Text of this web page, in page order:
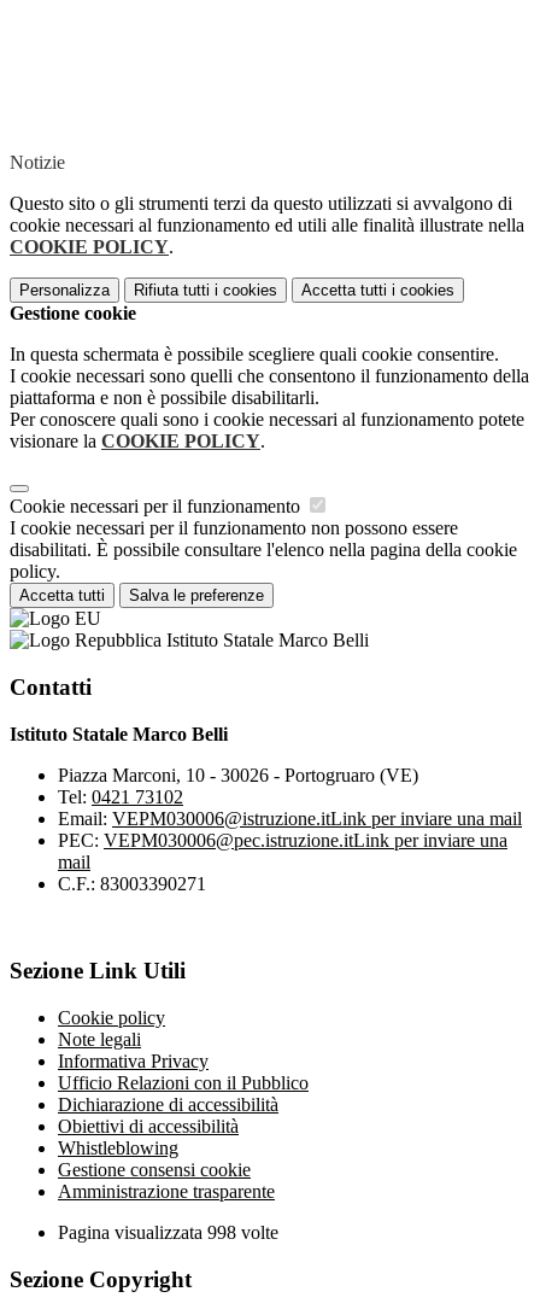
Notizie
Questo sito o gli strumenti terzi da questo utilizzati si avvalgono di
cookie necessari al funzionamento ed utili alle finalità illustrate nella
COOKIE POLICY.
Personalizza Rifiuta tutti i cookies Accetta tutti i cookies
Gestione cookie
In questa schermata è possibile scegliere quali cookie consentire.
I cookie necessari sono quelli che consentono il funzionamento della
piattaforma e non è possibile disabilitarli.
Per conoscere quali sono i cookie necessari al funzionamento potete
visionare la COOKIE POLICY.
Cookie necessari per il funzionamento
I cookie necessari per il funzionamento non possono essere
disabilitati. È possibile consultare l'elenco nella pagina della cookie
policy.
Accetta tutti Salva le preferenze
Istituto Statale Marco Belli
Contatti
Istituto Statale Marco Belli
Piazza Marconi, 10 - 30026 - Portogruaro (VE)
Tel: 0421 73102
Email: VEPM030006@istruzione.itLink per inviare una mail
PEC: VEPM030006@pec.istruzione.itLink per inviare una
mail
C.F.: 83003390271
Sezione Link Utili
Cookie policy
Note legali
Informativa Privacy
Ufficio Relazioni con il Pubblico
Dichiarazione di accessibilità
Obiettivi di accessibilità
Whistleblowing
Gestione consensi cookie
Amministrazione trasparente
Pagina visualizzata 998 volte
Sezione Copyright